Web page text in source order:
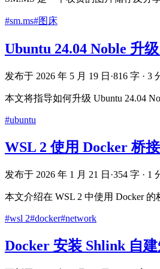
#sm.ms#图床
Ubuntu 24.04 Noble 升
发布于 2026 年 5 月 19 日 ·816 字 · 3
本文将指导如何升级 Ubuntu 24.04
#ubuntu
WSL 2 使用 Docker 桥
发布于 2026 年 1 月 21 日 ·354 字 · 1
本文介绍在 WSL 2 中使用 Docker
#wsl 2#docker#network
Docker 安装 Shlink 自